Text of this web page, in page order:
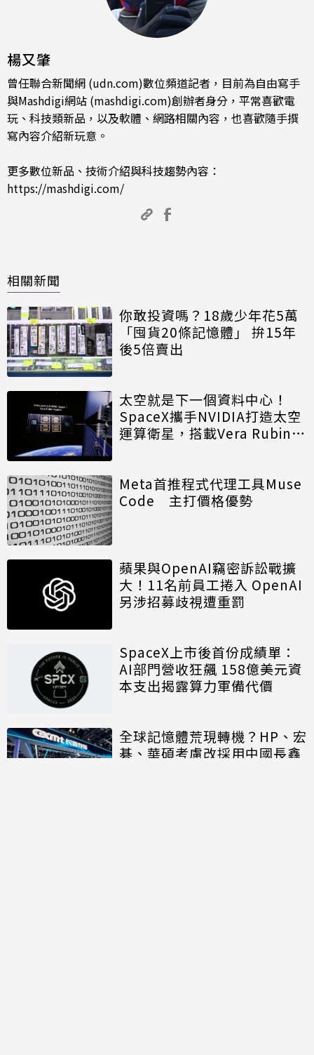
楊又肇
曾任聯合新聞網 (udn.com)數位頻道記者，目前為自由寫手
與Mashdigi網站 (mashdigi.com)創辦者身分，平常喜歡電
玩、科技類新品，以及軟體、網路相關內容，也喜歡隨手撰
寫內容介紹新玩意。
更多數位新品、技術介紹與科技趨勢內容：
https://mashdigi.com/
相關新聞
你敢投資嗎？18歲少年花5萬
「囤貨20條記憶體」 拚15年
後5倍賣出
太空就是下一個資料中心！
SpaceX攜手NVIDIA打造太空
運算衛星，搭載Vera Rubin運
Meta首推程式代理工具Muse
Code 主打價格優勢
蘋果與OpenAI竊密訴訟戰擴
大！11名前員工捲入 OpenAI
另涉招募歧視遭重罰
SpaceX上市後首份成績單：
AI部門營收狂飆 158億美元資
本支出揭露算力軍備代價
全球記憶體荒現轉機？HP、宏
碁、華碩考慮改採用中國長鑫